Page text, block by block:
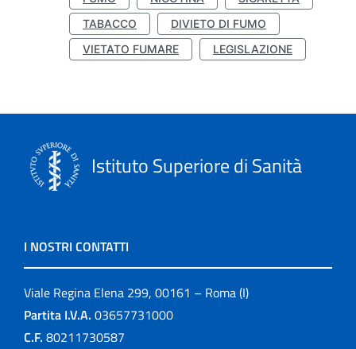
TABACCO
DIVIETO DI FUMO
VIETATO FUMARE
LEGISLAZIONE
Istituto Superiore di Sanità
I NOSTRI CONTATTI
Viale Regina Elena 299, 00161 – Roma (I)
Partita I.V.A. 03657731000
C.F. 80211730587